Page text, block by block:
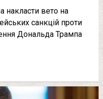
накласти вето на
санкцій проти
Дональда Трампа